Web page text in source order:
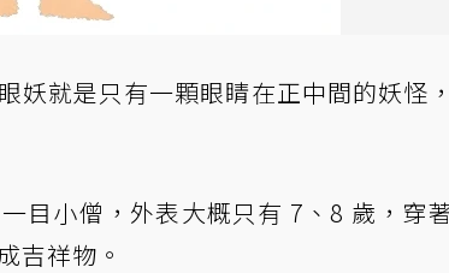
妖就是只有一顆眼睛在正中間的妖怪
目小僧，外表大概只有 7、8 歲，穿
吉祥物。